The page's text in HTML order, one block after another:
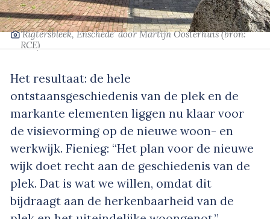
‘Rigtersbleek, Enschede’door Martijn Oosterhuis(bron:
RCE)
Het resultaat: de hele
ontstaansgeschiedenis van de plek en de
markante elementen liggen nu klaar voor
de visievorming op de nieuwe woon- en
werkwijk. Fienieg: “Het plan voor de nieuwe
wijk doet recht aan de geschiedenis van de
plek. Dat is wat we willen, omdat dit
bijdraagt aan de herkenbaarheid van de